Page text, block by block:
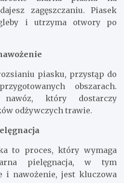
zagęszczaniu. Piasek
i utrzyma otwory po
piasku, przystąp do
obszarach.
nawóz, który dostarczy
odżywczych trawie.
to proces, który wymaga
pielęgnacja, w tym
i nawożenie, jest kluczowa